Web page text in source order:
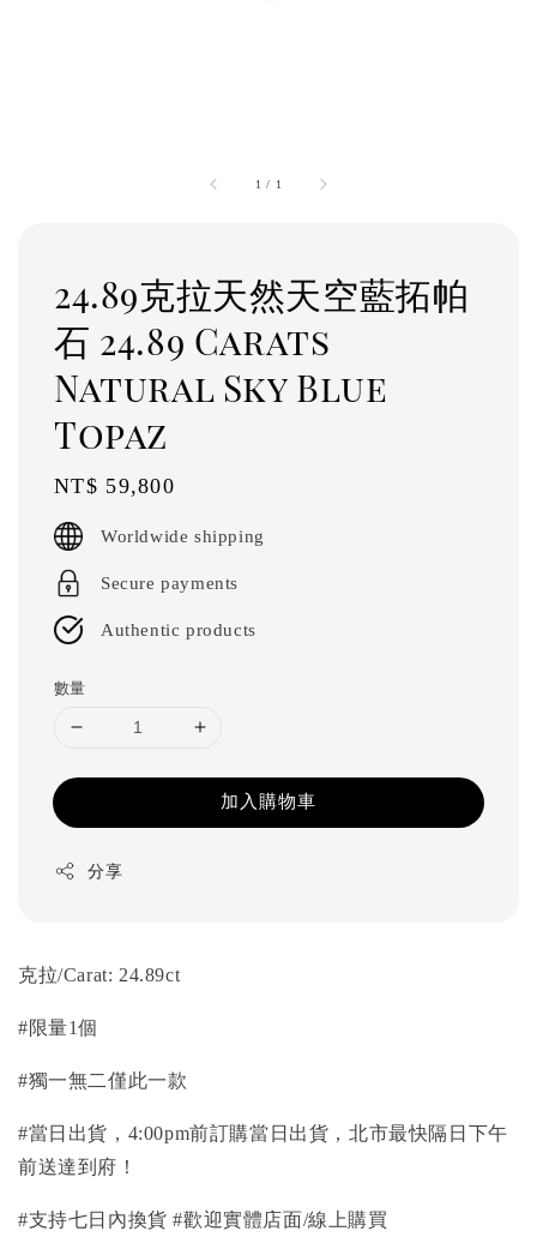
1 / 1
24.89克拉天然天空藍拓帕
石 24.89 Carats
Natural Sky Blue
Topaz
Regular
price
NT$ 59,800
Worldwide shipping
Secure payments
Authentic products
數量
加入購物車
分享
克拉/Carat: 24.89ct
#限量1個
#獨一無二僅此一款
#當日出貨，4:00pm前訂購當日出貨，北市最快隔日下午
前送達到府！
#支持七日內換貨 #歡迎實體店面/線上購買